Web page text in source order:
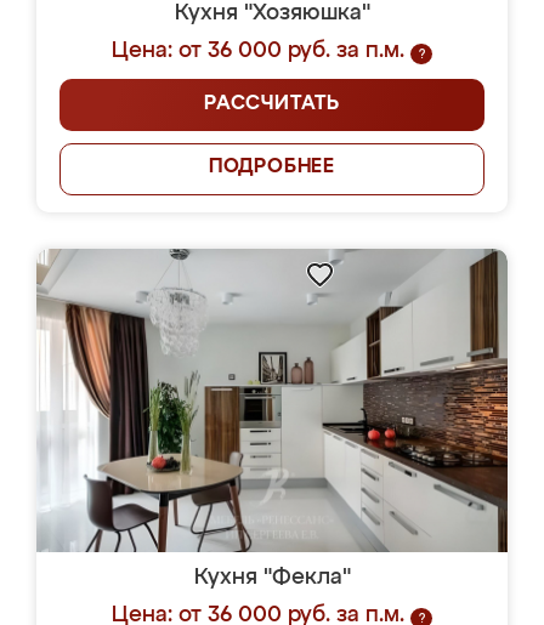
Кухня "Хозяюшка"
Цена: от 36 000 руб. за п.м.
?
РАССЧИТАТЬ
ПОДРОБНЕЕ
Кухня "Фекла"
Цена: от 36 000 руб. за п.м.
?